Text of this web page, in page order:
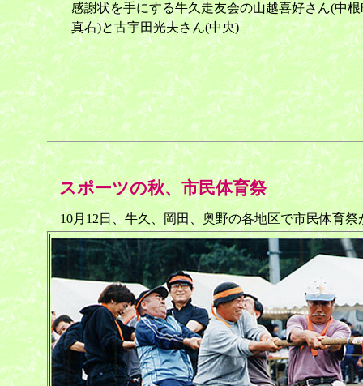
感謝状を手にする牛久走友会の山越喜好さん(中
真右)と古宇田光夫さん(中央)
スポーツの秋、市民体育祭
10月12日、牛久、岡田、奥野の各地区で市民体育祭